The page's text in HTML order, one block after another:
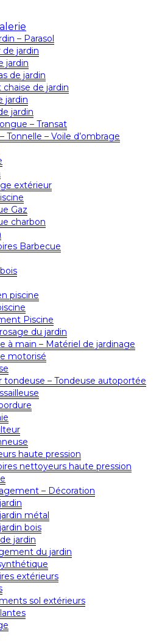
– Parasol
de jardin
jardin
de jardin
chaise de jardin
jardin
jardin
– Transat
Tonnelle – Voile d’ombrage
extérieur
Gaz
charbon
Barbecue
piscine
Piscine
du jardin
à main – Matériel de jardinage
motorisé
tondeuse – Tondeuse autoportée
haute pression
nettoyeurs haute pression
– Décoration
métal
bois
jardin
du jardin
extérieurs
sol extérieurs